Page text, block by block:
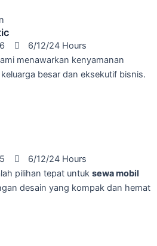
6/12/24 Hours
menawarkan kenyamanan
besar dan eksekutif bisnis.
6/12/24 Hours
pilihan tepat untuk sewa mobil
desain yang kompak dan hemat